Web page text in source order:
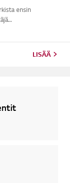
ensin
LISÄÄ